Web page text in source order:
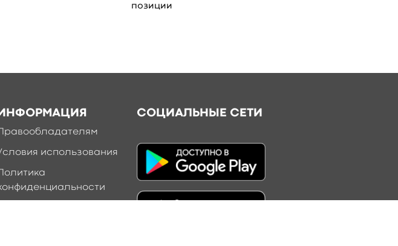
позиции
ИНФОРМАЦИЯ
Правообладателям
использования
Политика
СОЦИАЛЬНЫЕ СЕТИ